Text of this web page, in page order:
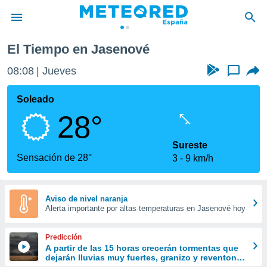
de
por
que se
calidad.
a este
las
y
forma
digital
basada
El Tiempo en Jasenové
08:08 Jueves ...
Soleado
28°
Sensación de 28°
Sureste
3
9 km/h
Aviso de nivel naranja
Alerta importante por altas temperaturas en Jasenové hoy
Predicción
A partir de las 15 horas crecerán tormentas que
dejarán lluvias muy fuertes, granizo y reventones